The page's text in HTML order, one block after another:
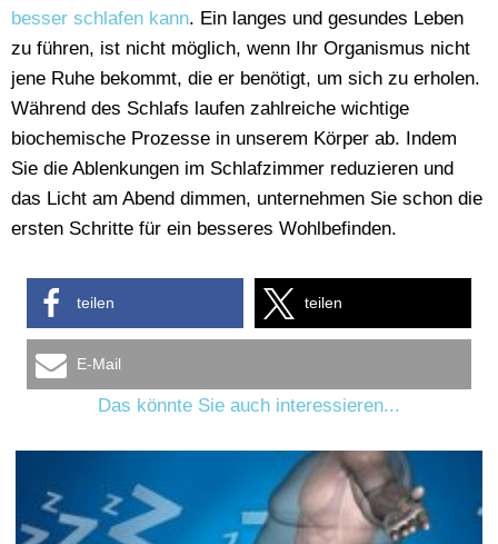
besser schlafen kann. Ein langes und gesundes Leben
zu führen, ist nicht möglich, wenn Ihr Organismus nicht
jene Ruhe bekommt, die er benötigt, um sich zu erholen.
Während des Schlafs laufen zahlreiche wichtige
biochemische Prozesse in unserem Körper ab. Indem
Sie die Ablenkungen im Schlafzimmer reduzieren und
das Licht am Abend dimmen, unternehmen Sie schon die
ersten Schritte für ein besseres Wohlbefinden.
teilen teilen
E-Mail
Das könnte Sie auch interessieren...